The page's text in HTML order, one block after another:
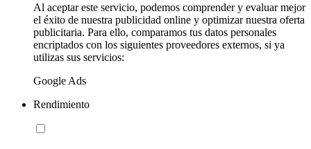
Al aceptar este servicio, podemos comprender y evaluar mejor
el éxito de nuestra publicidad online y optimizar nuestra oferta
publicitaria. Para ello, comparamos tus datos personales
encriptados con los siguientes proveedores externos, si ya
utilizas sus servicios:
Google Ads
Rendimiento